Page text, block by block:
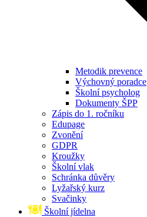
Metodik prevence
Výchovný poradce
Školní psycholog
Dokumenty ŠPP
Zápis do 1. ročníku
Edupage
Zvonění
GDPR
Kroužky
Školní vlak
Schránka důvěry
Lyžařský kurz
Svačinky
Školní jídelna